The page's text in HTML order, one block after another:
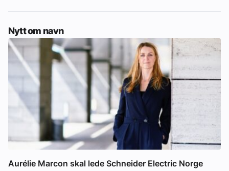
Nytt om navn
Aurélie Marcon skal lede Schneider Electric Norge